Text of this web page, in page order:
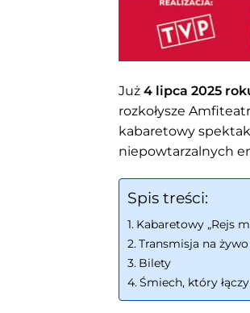
Już 4 lipca 2025
rozkołysze
kabaretowy
niepowtarzalnych
Spis treści:
Kabaretowy „Rejs
Transmisja na żywo
Bilety
Śmiech, który łączy